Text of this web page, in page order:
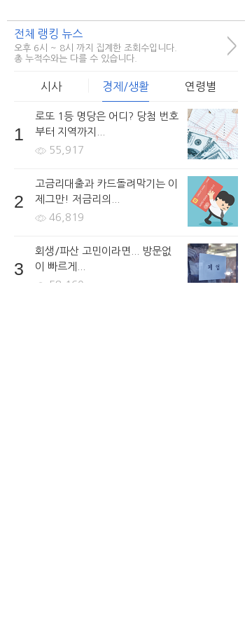
전체 랭킹 뉴스
오후 6시 ~ 8시 까지 집계한 조회수입니다.
총 누적수와는 다를 수 있습니다.
>
시사 경제/생활 연령별
1
로또 1등 명당은 어디? 당첨 번호
부터 지역까지...
55,917
2
고금리대출과 카드돌려막기는 이
제그만! 저금리의...
46,819
3
회생/파산 고민이라면... 방문없
이 빠르게...
58,160